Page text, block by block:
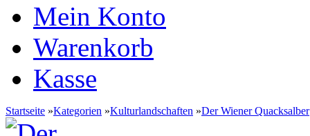
Mein Konto
Warenkorb
Kasse
Startseite »Kategorien »Kulturlandschaften »Der Wiener Quacksalber